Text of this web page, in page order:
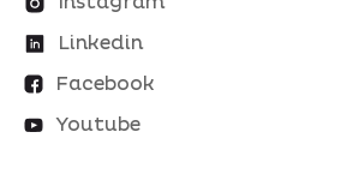
Linkedin
Facebook
Youtube